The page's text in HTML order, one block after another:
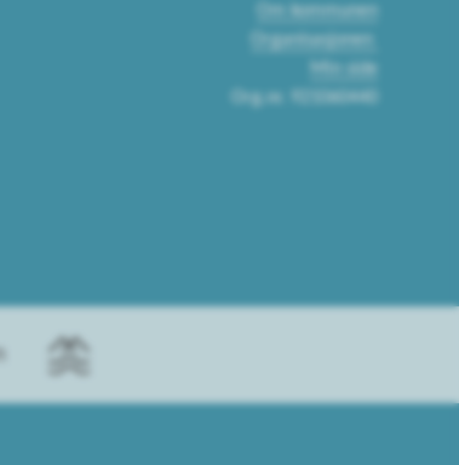
Om kommunen
Organisasjonen
Min side
Org.nr. 921060440